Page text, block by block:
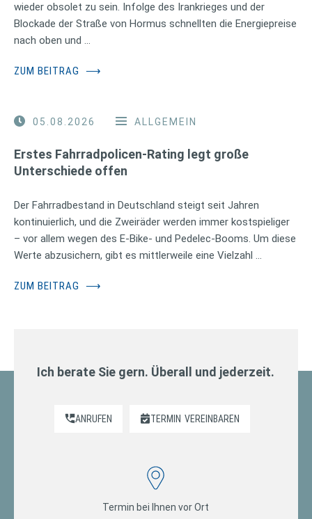
wieder obsolet zu sein. Infolge des Irankrieges und der
Blockade der Straße von Hormus schnellten die Energiepreise
nach oben und …
ZUM BEITRAG ⟶
05.08.2026 ALLGEMEIN
Erstes Fahrradpolicen-Rating legt große
Unterschiede offen
Der Fahrradbestand in Deutschland steigt seit Jahren
kontinuierlich, und die Zweiräder werden immer kostspieliger
– vor allem wegen des E-Bike- und Pedelec-Booms. Um diese
Werte abzusichern, gibt es mittlerweile eine Vielzahl …
ZUM BEITRAG ⟶
Ich berate Sie gern. Überall und jederzeit.
ANRUFEN TERMIN VEREINBAREN
Termin bei Ihnen vor Ort